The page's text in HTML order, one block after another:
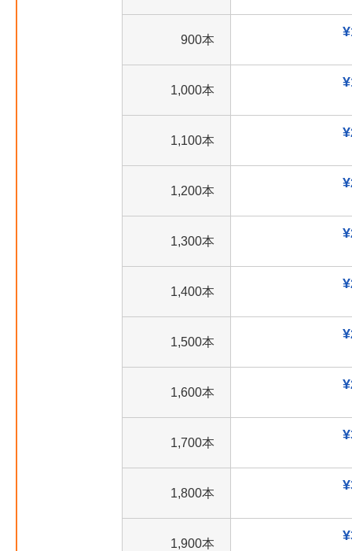
900本
1,000本
1,100本
1,200本
1,300本
1,400本
1,500本
1,600本
1,700本
1,800本
1,900本